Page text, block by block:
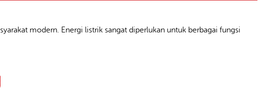
modern. Energi listrik sangat diperlukan untuk berbagai fungsi